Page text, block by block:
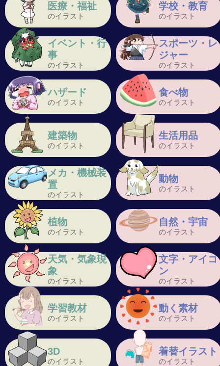
医療・福祉
のイラスト
学校・教育
のイラスト
イベント・行
事
のイラスト
スポーツ・レ
ジャー
のイラスト
ハザード
のイラスト
食べ物
のイラスト
建築物
のイラスト
生活用品
のイラスト
メカ・機械装
置
のイラスト
動物
のイラスト
植物
のイラスト
自然・宇宙
のイラスト
天気・気象現
象
のイラスト
文字・アイコ
ン
のイラスト
学習教材
のイラスト
動く素材
のイラスト
3D
のイラスト
着替イラスト
のイラスト